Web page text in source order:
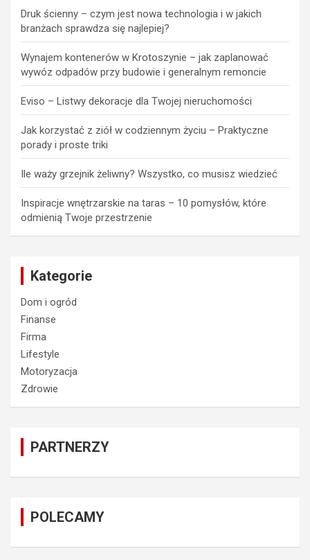
Druk ścienny – czym jest nowa technologia i w jakich
branżach sprawdza się najlepiej?
Wynajem kontenerów w Krotoszynie – jak zaplanować
wywóz odpadów przy budowie i generalnym remoncie
Eviso – Listwy dekoracje dla Twojej nieruchomości
Jak korzystać z ziół w codziennym życiu – Praktyczne
porady i proste triki
Ile waży grzejnik żeliwny? Wszystko, co musisz wiedzieć
Inspiracje wnętrzarskie na taras – 10 pomysłów, które
odmienią Twoje przestrzenie
Kategorie
Dom i ogród
Finanse
Firma
Lifestyle
Motoryzacja
Zdrowie
PARTNERZY
POLECAMY